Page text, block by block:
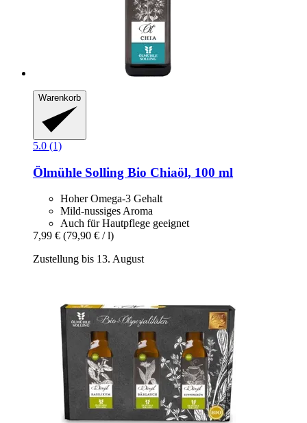
Warenkorb
5.0 (1)
Ölmühle Solling Bio Chiaöl, 100 ml
Hoher Omega-3 Gehalt
Mild-nussiges Aroma
Auch für Hautpflege geeignet
7,99 € (79,90 € / l)
Zustellung bis 13. August